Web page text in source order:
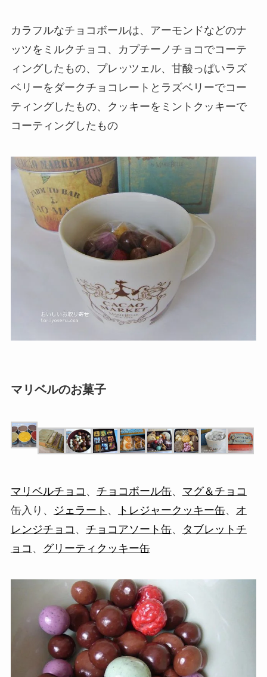
カラフルなチョコボールは、アーモンドなどのナ
ッツをミルクチョコ、カプチーノチョコでコーテ
ィングしたもの、プレッツェル、甘酸っぱいラズ
ベリーをダークチョコレートとラズベリーでコー
ティングしたもの、クッキーをミントクッキーで
コーティングしたもの
マリベルのお菓子
マリベルチョコ 、 チョコボール缶、 マグ＆チョコ
缶入り、
ジェラート 、 トレジャークッキー缶、 オ
レンジチョコ 、 チョコアソート缶、
タブレットチ
ョコ 、 グリーティクッキー缶